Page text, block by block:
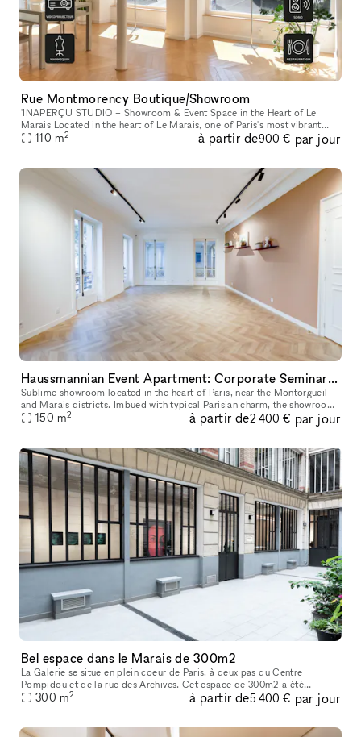
Rue Montmorency Boutique/Showroom
'INAPERÇU STUDIO – Showroom & Event Space in the Heart of Le
Marais Located in the heart of Le Marais, one of Paris's most vibrant
and sought-after neighborhoods, L'INAPERÇU STUDIO is a versatile ve
110 m2 à partir de900 € par jour
Haussmannian Event Apartment: Corporate Seminars, Conferences, Showrooms...
Sublime showroom located in the heart of Paris, near the Montorgueil
and Marais districts. Imbued with typical Parisian charm, the showroom
offers an incomparable showcase. You can rent it to highlig
150 m2 à partir de2 400 € par jour
Bel espace dans le Marais de 300m2
La Galerie se situe en plein coeur de Paris, à deux pas du Centre
Pompidou et de la rue des Archives. Cet espace de 300m2 a été
entièrement rénové en 2022 afin d’acceuillir un nouvel espace d’exposit
300 m2 à partir de5 400 € par jour